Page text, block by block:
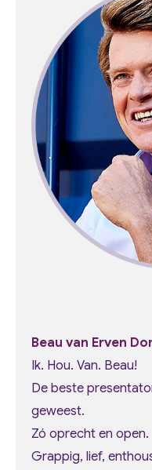
Beau van Erven
Ik. Hou. Van. Beau!
De beste
geweest.
Zó oprecht en open.
Grappig, lief,